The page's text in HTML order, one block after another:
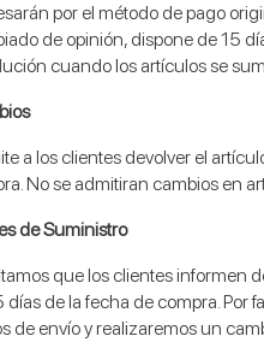
por el método de pago
de opinión, dispone de 15
cuando los artículos se
a los clientes devolver el
No se admitiran cambios en
de Suministro
que los clientes informen
días de la fecha de compra. Por
de envío y realizaremos un